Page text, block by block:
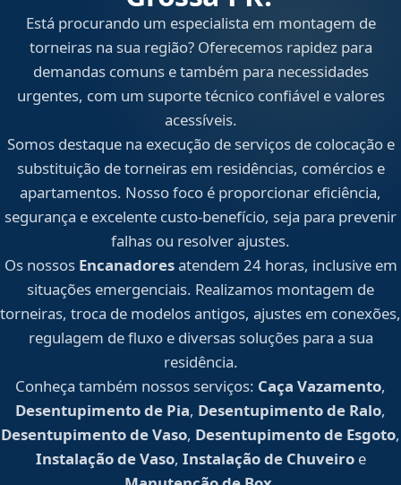
Está procurando um especialista em montagem de
torneiras na sua região? Oferecemos rapidez para
demandas comuns e também para necessidades
urgentes, com um suporte técnico confiável e valores
acessíveis.
Somos destaque na execução de serviços de colocação e
substituição de torneiras em residências, comércios e
apartamentos. Nosso foco é proporcionar eficiência,
segurança e excelente custo-benefício, seja para prevenir
falhas ou resolver ajustes.
Os nossos Encanadoresatendem 24 horas, inclusive em
situações emergenciais. Realizamos montagem de
torneiras, troca de modelos antigos, ajustes em conexões,
regulagem de fluxo e diversas soluções para a sua
residência.
Conheça também nossos serviços: Caça Vazamento,
Desentupimento de Pia, Desentupimento de Ralo,
Desentupimento de Vaso, Desentupimento de Esgoto,
Instalação de Vaso, Instalação de Chuveiroe